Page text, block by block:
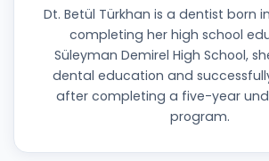
Dt. Betül Türkhan is a dentist born
completing her high school
Süleyman Demirel High School,
dental education and
after completing a five-year
program.